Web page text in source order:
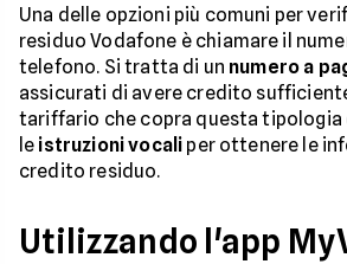
Una delle opzioni più comuni per
residuo Vodafone è chiamare il
telefono. Si tratta di un numero a
assicurati di avere credito
tariffario che copra questa tipologia
le istruzioni vocali per ottenere le
credito residuo.
Utilizzando l'app